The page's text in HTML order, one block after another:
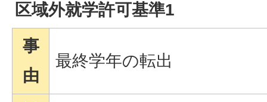
区域外就学許可基準1
事
由
最終学年の転出